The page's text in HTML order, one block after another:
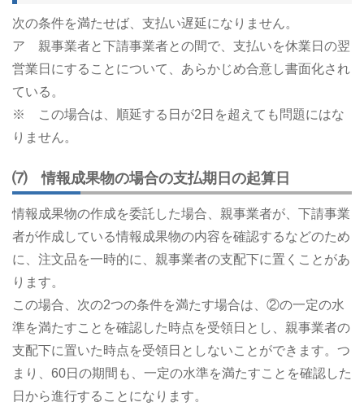
次の条件を満たせば、支払い遅延になりません。
ア 親事業者と下請事業者との間で、支払いを休業日の翌
営業日にすることについて、あらかじめ合意し書面化され
ている。
※ この場合は、順延する日が2日を超えても問題にはな
りません。
⑺ 情報成果物の場合の支払期日の起算日
情報成果物の作成を委託した場合、親事業者が、下請事業
者が作成している情報成果物の内容を確認するなどのため
に、注文品を一時的に、親事業者の支配下に置くことがあ
ります。
この場合、次の2つの条件を満たす場合は、②の一定の水
準を満たすことを確認した時点を受領日とし、親事業者の
支配下に置いた時点を受領日としないことができます。つ
まり、60日の期間も、一定の水準を満たすことを確認した
日から進行することになります。